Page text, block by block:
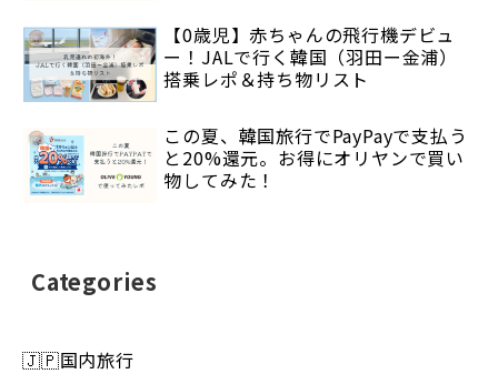
【0歳児】赤ちゃんの飛行機デビュ
ー！JALで行く韓国（羽田ー金浦）
搭乗レポ＆持ち物リスト
この夏、韓国旅行でPayPayで支払う
と20%還元。お得にオリヤンで買い
物してみた！
Categories
🇯🇵国内旅行